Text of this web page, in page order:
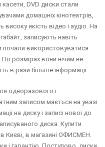
касети, DVD диски стали
домашніх кінотеатрів,
високу якість відео і аудіо. На
записують навіть
почали використовуватися
По розмірах вони нічим не
в рази більше інформації.
одноразового і
записом мається на увазі
на диску і записі нової до
диска. Купити
Києві, в магазині ОФИСМЕН.